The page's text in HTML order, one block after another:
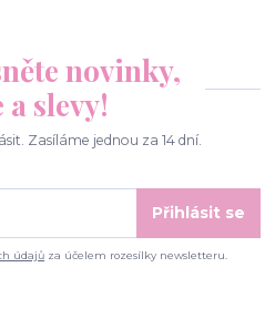
novinky,
a slevy!
Zasíláme jednou za 14 dní.
Přihlásit se
údajů za účelem rozesílky newsletteru.